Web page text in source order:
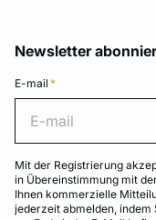
Newsletter
E-mail *
Mit der Registrierung
in Übereinstimmung mit
Ihnen kommerzielle
jederzeit abmelden,